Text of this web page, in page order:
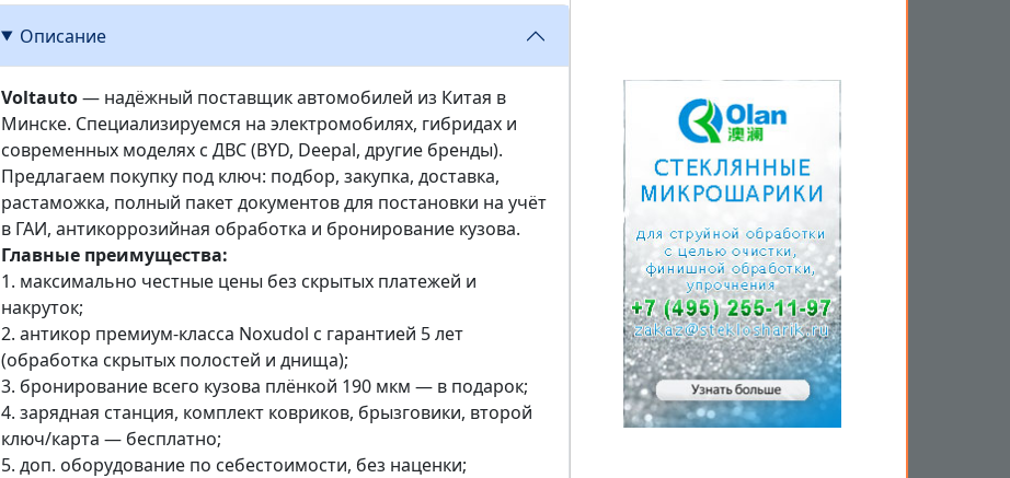
Описание
Voltauto— надёжный поставщик автомобилей из Китая в
Минске. Специализируемся на электромобилях, гибридах и
современных моделях с ДВС (BYD, Deepal, другие бренды).
Предлагаем покупку под ключ: подбор, закупка, доставка,
растаможка, полный пакет документов для постановки на учёт
в ГАИ, антикоррозийная обработка и бронирование кузова.
Главные преимущества:
1. максимально честные цены без скрытых платежей и
накруток;
2. антикор премиум-класса Noxudol с гарантией 5 лет
(обработка скрытых полостей и днища);
3. бронирование всего кузова плёнкой 190 мкм — в подарок;
4. зарядная станция, комплект ковриков, брызговики, второй
ключ/карта — бесплатно;
5. доп. оборудование по себестоимости, без наценки;